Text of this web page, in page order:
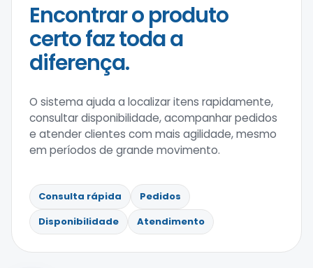
Encontrar o produto
certo faz toda a
diferença.
O sistema ajuda a localizar itens rapidamente,
consultar disponibilidade, acompanhar pedidos
e atender clientes com mais agilidade, mesmo
em períodos de grande movimento.
Consulta rápida
Pedidos
Disponibilidade
Atendimento